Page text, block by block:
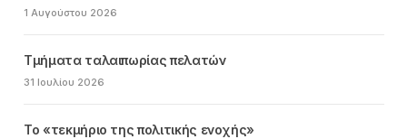
1 Αυγούστου 2026
Τμήματα ταλαιπωρίας πελατών
31 Ιουλίου 2026
Το «τεκμήριο της πολιτικής ενοχής»